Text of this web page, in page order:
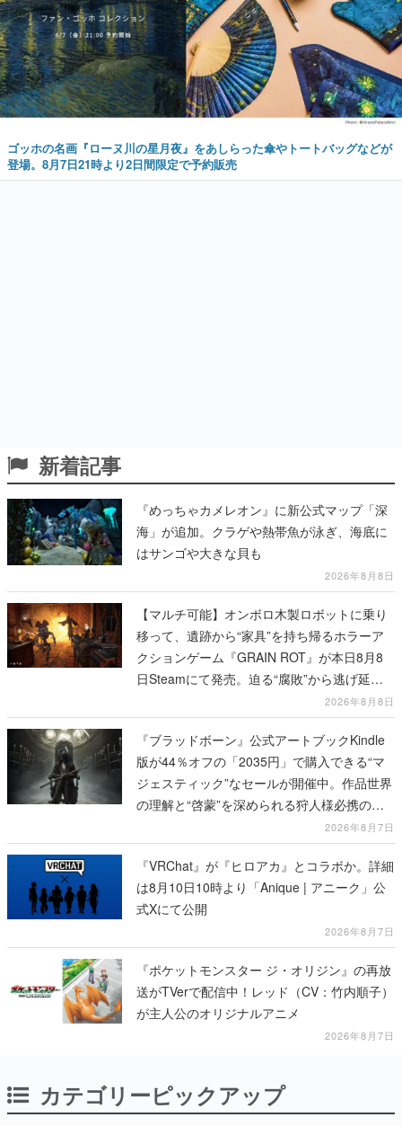
ゴッホの名画『ローヌ川の星月夜』をあしらった傘やトートバッグなどが
登場。8月7日21時より2日間限定で予約販売
新着記事
『めっちゃカメレオン』に新公式マップ「深
海」が追加。クラゲや熱帯魚が泳ぎ、海底に
はサンゴや大きな貝も
2026年8月8日
【マルチ可能】オンボロ木製ロボットに乗り
移って、遺跡から“家具”を持ち帰るホラーア
クションゲーム『GRAIN ROT』が本日8月8
日Steamにて発売。迫る“腐敗”から逃げ延
2026年8月8日
『ブラッドボーン』公式アートブックKindle
版が44％オフの「2035円」で購入できる“マ
ジェスティック”なセールが開催中。作品世界
の理解と“啓蒙”を深められる狩人様必携の一
2026年8月7日
『VRChat』が『ヒロアカ』とコラボか。詳細
は8月10日10時より「Anique | アニーク」公
式Xにて公開
2026年8月7日
『ポケットモンスター ジ・オリジン』の再放
送がTVerで配信中！レッド（CV：竹内順子）
が主人公のオリジナルアニメ
2026年8月7日
カテゴリーピックアップ